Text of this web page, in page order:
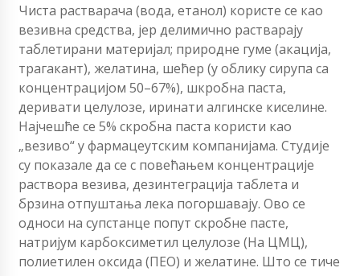
Чиста растварача (вода, етанол) користе се као
везивна средства, јер делимично растварају
таблетирани материјал; природне гуме (акација,
трагакант), желатина, шећер (у облику сирупа са
концентрацијом 50–67%), шкробна паста,
деривати целулозе, иринати алгинске киселине.
Најчешће се 5% скробна паста користи као
„везиво“ у фармацеутским компанијама. Студије
су показале да се с повећањем концентрације
раствора везива, дезинтеграција таблета и
брзина отпуштања лека погоршавају. Ово се
односи на супстанце попут скробне пасте,
натријум карбоксиметил целулозе (На ЦМЦ),
полиетилен оксида (ПЕО) и желатине. Што се тиче